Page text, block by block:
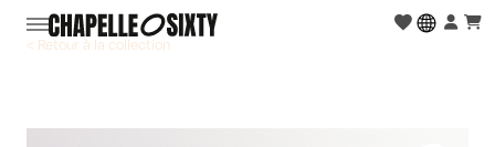
< Retour à la collection